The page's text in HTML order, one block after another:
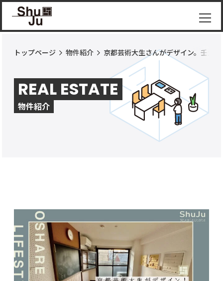
物件
ShuJu
につ
いて
物件オ
ーナ
ー・管
理会社
様へ
トップページ 物件紹介 京都芸術大生さんがデザイン。壬生
REAL ESTATE
物件紹介